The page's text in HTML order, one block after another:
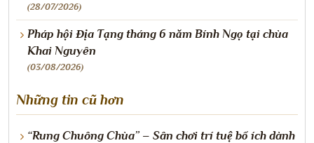
(28/07/2026)
Pháp hội Địa Tạng tháng 6 năm Bính Ngọ tại chùa
Khai Nguyên
(03/08/2026)
Những tin cũ hơn
“Rung Chuông Chùa” – Sân chơi trí tuệ bổ ích dành